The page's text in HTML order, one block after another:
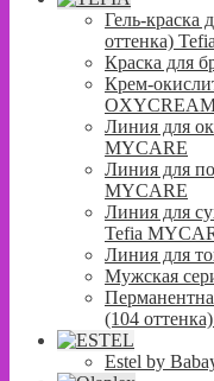
Гель-краска
оттенка) Tefia
Краска для
Крем-
Линия для
MYCARE
Линия для
MYCARE
Линия для
Tefia
Линия для
Мужская
(104
Estel by